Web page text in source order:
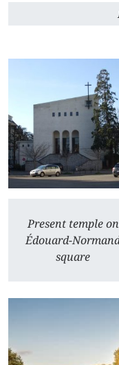
Present temple on
Édouard-
square